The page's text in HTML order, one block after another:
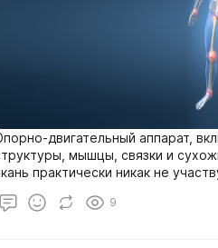
двигательный аппарат,
мышцы, связки и
практически никак не
последствия того, как человек
9